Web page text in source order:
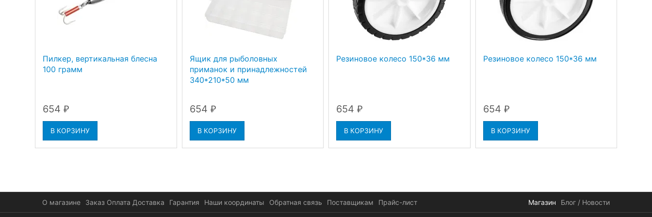
Пилкер, вертикальная блесна
100 грамм
654 ₽
В КОРЗИНУ
Ящик для рыболовных
приманок и принадлежностей
340*210*50 мм
654 ₽
В КОРЗИНУ
Резиновое колесо 150*36 мм
654 ₽
В КОРЗИНУ
Резиновое колесо 150*36 мм
654 ₽
В КОРЗИНУ
О магазине Заказ Оплата Доставка Гарантия Наши координаты Обратная связь Поставщикам Прайс-лист Магазин Блог / Новости